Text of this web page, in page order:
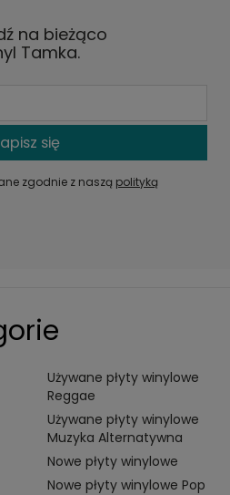
na bieżąco
Tamka.
się
zgodnie z naszą polityką
Używane płyty winylowe
Reggae
Używane płyty winylowe
Muzyka Alternatywna
Nowe płyty winylowe
Nowe płyty winylowe Pop